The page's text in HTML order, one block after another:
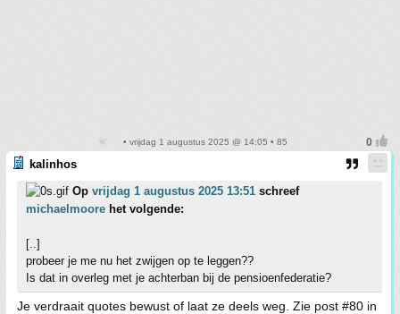
• vrijdag 1 augustus 2025 @ 14:05 • 85
kalinhos
Op vrijdag 1 augustus 2025 13:51 schreef
michaelmoore het volgende:
[..]
probeer je me nu het zwijgen op te leggen??
Is dat in overleg met je achterban bij de pensioenfederatie?
Je verdraait quotes bewust of laat ze deels weg. Zie post #80 in